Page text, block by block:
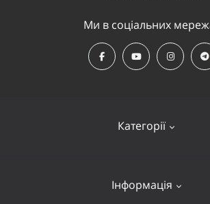
Категорії
Квадрокоптери
Інформація
Ми в соціальних